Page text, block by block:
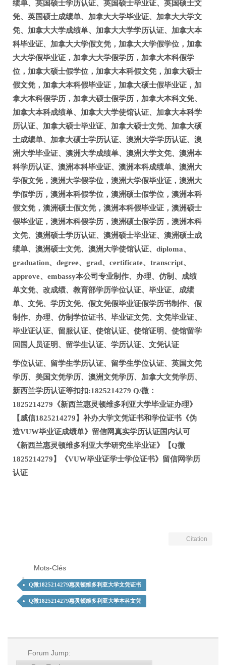
绩单、英国硕士学历认证、英国硕士毕业证、英国硕士文
凭、英国硕士成绩单、加拿大大学毕业证、加拿大大学文
凭、加拿大大学成绩单、加拿大大学学历认证、加拿大本
科毕业证、加拿大大学假文凭，加拿大大学假学位，加拿
大大学假毕业证，加拿大大学假学历，加拿大本科假学
位，加拿大硕士假学位，加拿大本科假文凭，加拿大硕士
假文凭，加拿大本科假毕业证，加拿大硕士假毕业证，加
拿大本科假学历，加拿大硕士假学历，加拿大本科文凭、
加拿大本科成绩单、加拿大大学使馆认证、加拿大本科学
历认证、加拿大硕士毕业证、加拿大硕士文凭、加拿大硕
士成绩单、加拿大硕士学历认证、澳洲大学学历认证、澳
洲大学毕业证、澳洲大学成绩单、澳洲大学文凭、澳洲本
科学历认证、澳洲本科毕业证、澳洲本科成绩单、澳洲大
学假文凭，澳洲大学假学位，澳洲大学假毕业证，澳洲大
学假学历，澳洲本科假学位，澳洲硕士假学位，澳洲本科
假文凭，澳洲硕士假文凭，澳洲本科假毕业证，澳洲硕士
假毕业证，澳洲本科假学历，澳洲硕士假学历，澳洲本科
文凭、澳洲硕士学历认证、澳洲硕士毕业证、澳洲硕士成
绩单、澳洲硕士文凭、澳洲大学使馆认证、diploma、
graduation、degree、grad、certificate、transcript、
approve、embassy本公司专业制作、办理、仿制、成绩
单文凭、改成绩、教育部学历学位认证、毕业证、成绩
单、文凭、学历文凭、假文凭假毕业证假学历书制作、假
制作、办理、仿制学位证书、毕业证文凭、文凭毕业证、
毕业证认证、留服认证、使馆认证、使馆证明、使馆留学
回国人员证明、留学生认证、学历认证、文凭认证
学位认证、留学生学历认证、留学生学位认证、英国文凭
学历、美国文凭学历、澳洲文凭学历、加拿大文凭学历、
新西兰学历认证等扣扣:1825214279 Q/微：
1825214279《新西兰惠灵顿维多利亚大学毕业证办理》
【威信1825214279】补办大学文凭证书和学位证书《伪
造VUW毕业证成绩单》留信网真实学历认证国内认可
《新西兰惠灵顿维多利亚大学研究生毕业证》【Q微
1825214279】《VUW毕业证学士学位证书》留信网学历
认证
Citation
Mots-Clés
Q微1825214279惠灵顿维多利亚大学文凭证书
Q微1825214279惠灵顿维多利亚大学本科文凭
Forum Jump: